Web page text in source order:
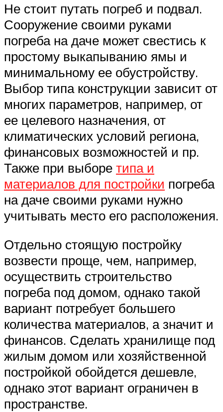
Не стоит путать погреб и подвал.
Сооружение своими руками
погреба на даче может свестись к
простому выкапыванию ямы и
минимальному ее обустройству.
Выбор типа конструкции зависит от
многих параметров, например, от
ее целевого назначения, от
климатических условий региона,
финансовых возможностей и пр.
Также при выборе типа и
материалов для постройки погреба
на даче своими руками нужно
учитывать место его расположения.
Отдельно стоящую постройку
возвести проще, чем, например,
осуществить строительство
погреба под домом, однако такой
вариант потребует большего
количества материалов, а значит и
финансов. Сделать хранилище под
жилым домом или хозяйственной
постройкой обойдется дешевле,
однако этот вариант ограничен в
пространстве.